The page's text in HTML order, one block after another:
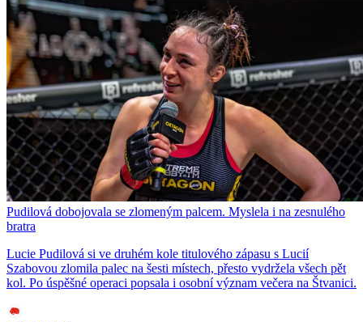
Pudilová dobojovala se zlomeným palcem. Myslela i na zesnulého
bratra
Lucie Pudilová si ve druhém kole titulového zápasu s Lucií
Szabovou zlomila palec na šesti místech, přesto vydržela všech pět
kol. Po úspěšné operaci popsala i osobní význam večera na Štvanici.